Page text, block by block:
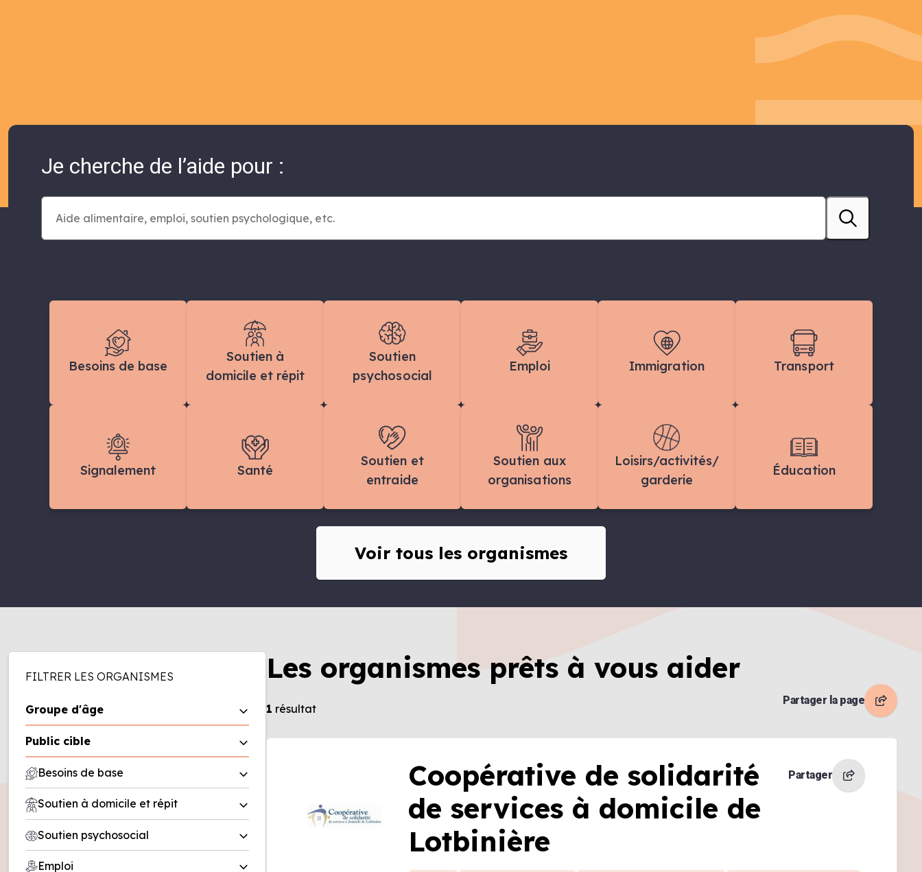
Je cherche de l’aide pour :
Besoins de base
Soutien à
domicile et répit
Soutien
psychosocial
Emploi Immigration Transport
Signalement Santé
Soutien et
entraide
Soutien aux
organisations
Loisirs/activités/
garderie
Éducation
Voir tous les organismes
FILTRER LES ORGANISMES
Groupe d'âge
0 à 5 ans
6 à 11 ans
12 à 17 ans
18 à 50 ans
Public cible
Homme
Femme
Famille
Entreprise
Organisme
Besoins de base
Aide alimentaire
Friperie
Recherche de logement/office
municipal d’habitation (OMH)
Soutien à domicile et répit
Répit
Soutien à domicile
Soutien psychosocial
Deuil
Emploi
Les organismes prêts à vous aider
1 résultat
Partager la page
Coopérative de solidarité
de services à domicile de
Lotbinière
Partager